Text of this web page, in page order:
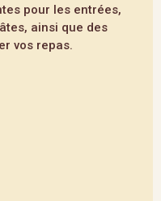
pour les entrées,
ainsi que des
vos repas.